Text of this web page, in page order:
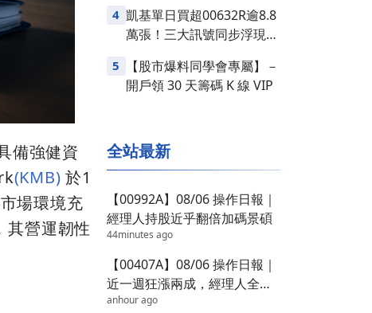
備強健資
(KMB) 於1
場環境充
其營運韌性
4 凱基單日買超00632R逾8.8
萬張！三大訊號同步浮現，
5
【股市爆料同學會專屬】－
開戶領 30 天籌碼 K 線 VIP
全站最新
【00992A】08/06 操作日報｜
經理人持股近乎翻倍加碼景碩
44minutes ago
【00407A】08/06 操作日報｜
近一週狂漲兩成，經理人全面
減碼
anhour ago